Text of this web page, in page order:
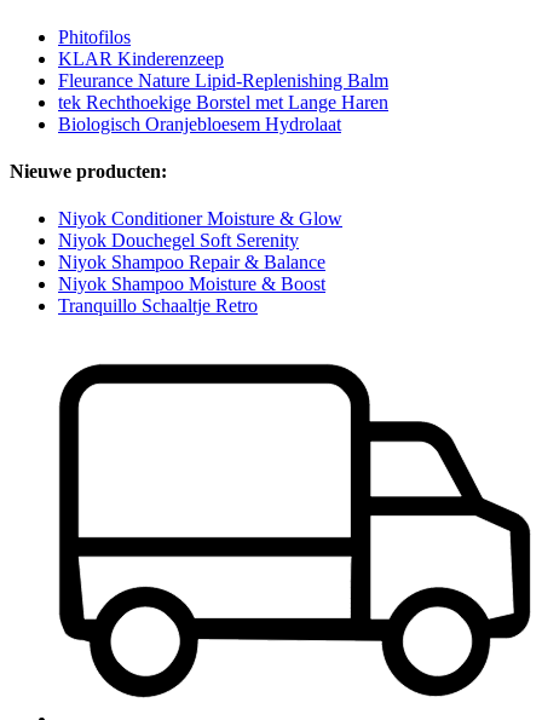
Phitofilos
KLAR Kinderenzeep
Fleurance Nature Lipid-Replenishing Balm
tek Rechthoekige Borstel met Lange Haren
Biologisch Oranjebloesem Hydrolaat
Nieuwe producten:
Niyok Conditioner Moisture & Glow
Niyok Douchegel Soft Serenity
Niyok Shampoo Repair & Balance
Niyok Shampoo Moisture & Boost
Tranquillo Schaaltje Retro